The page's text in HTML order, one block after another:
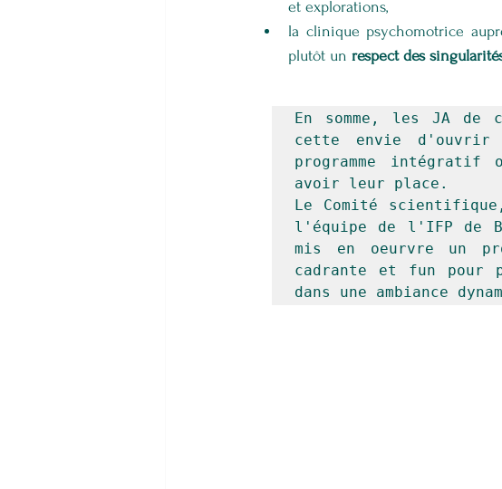
et explorations,
la clinique psychomotrice
plutôt un respect des
En somme, les JA
cette envie d'ouvrir
programme intégratif
avoir leur place.
Le Comité
l'équipe de l'IFP de
mis en oeurvre un
cadrante et fun pour
dans une ambiance